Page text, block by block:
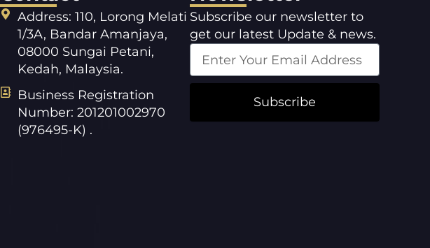
Address: 110, Lorong Melati
1/3A, Bandar Amanjaya,
08000 Sungai Petani,
Kedah, Malaysia.
Business Registration
Number: 201201002970
(976495-K) .
Subscribe our newsletter to
get our latest Update & news.
Subscribe